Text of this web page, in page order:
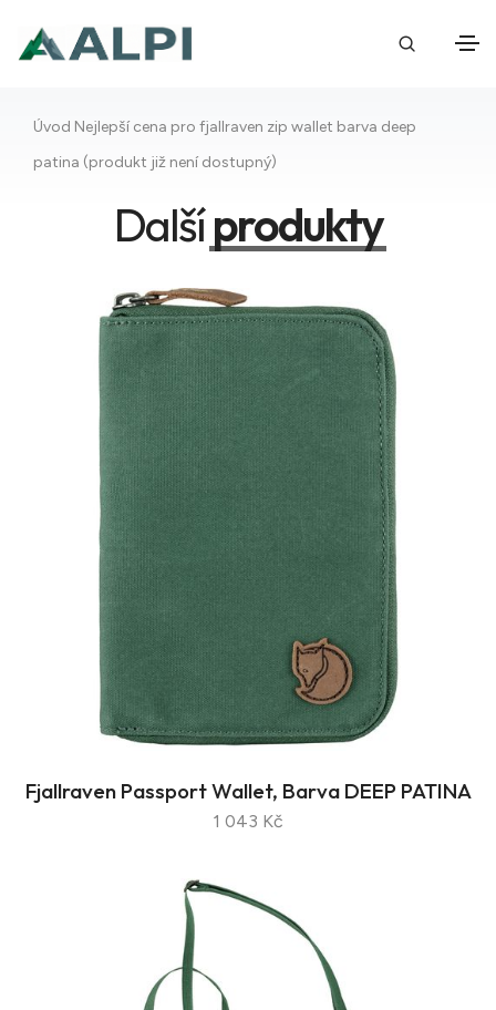
Úvod Nejlepší cena pro fjallraven zip wallet barva deep
patina (produkt již není dostupný)
Dalšíprodukty
Fjallraven Passport Wallet, Barva DEEP PATINA
1 043 Kč